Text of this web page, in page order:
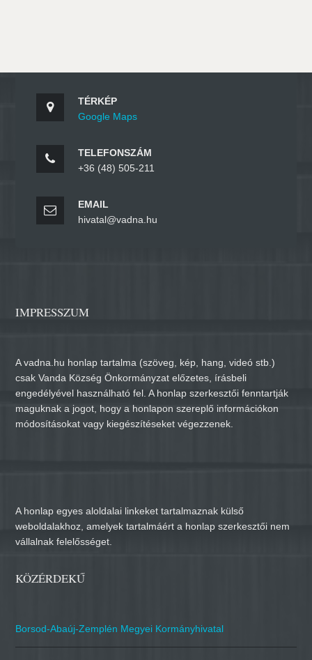
TÉRKÉP
Google Maps
TELEFONSZÁM
+36 (48) 505-211
EMAIL
hivatal@vadna.hu
IMPRESSZUM
A vadna.hu honlap tartalma (szöveg, kép, hang, videó stb.)
csak Vanda Község Önkormányzat előzetes, írásbeli
engedélyével használható fel. A honlap szerkesztői fenntartják
maguknak a jogot, hogy a honlapon szereplő információkon
módosításokat vagy kiegészítéseket végezzenek.
A honlap egyes aloldalai linkeket tartalmaznak külső
weboldalakhoz, amelyek tartalmáért a honlap szerkesztői nem
vállalnak felelősséget.
KÖZÉRDEKŰ
Borsod-Abaúj-Zemplén Megyei Kormányhivatal